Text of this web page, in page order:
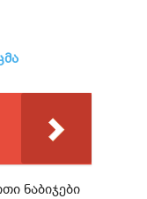
ნაბიჯები